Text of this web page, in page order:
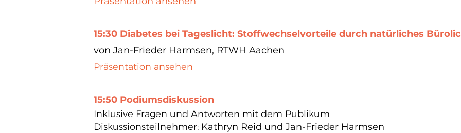
15:30 Diabetes bei Tageslicht: Stoffwechselvorteile durch natürliches
von Jan-Frieder Harmsen, RTWH Aachen
Präsentation ansehen
15:50 Podiumsdiskussion
Inklusive Fragen und Antworten mit dem Publikum
Diskussionsteilnehmer: Kathryn Reid und Jan-Frieder Harmsen